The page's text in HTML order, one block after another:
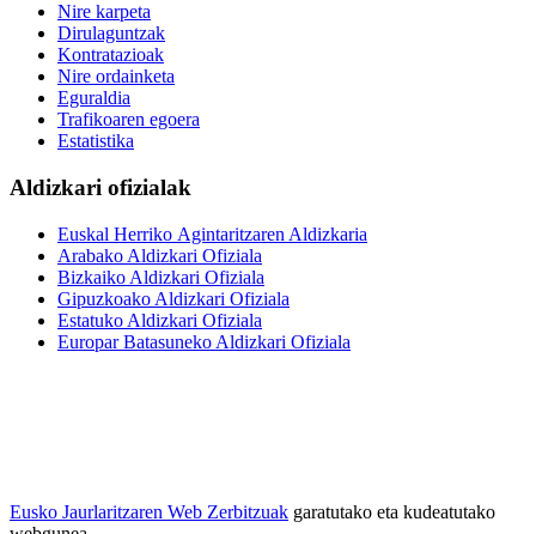
Nire karpeta
Dirulaguntzak
Kontratazioak
Nire ordainketa
Eguraldia
Trafikoaren egoera
Estatistika
Aldizkari ofizialak
Euskal Herriko Agintaritzaren Aldizkaria
Arabako Aldizkari Ofiziala
Bizkaiko Aldizkari Ofiziala
Gipuzkoako Aldizkari Ofiziala
Estatuko Aldizkari Ofiziala
Europar Batasuneko Aldizkari Ofiziala
Eusko Jaurlaritzaren Web Zerbitzuak garatutako eta kudeatutako